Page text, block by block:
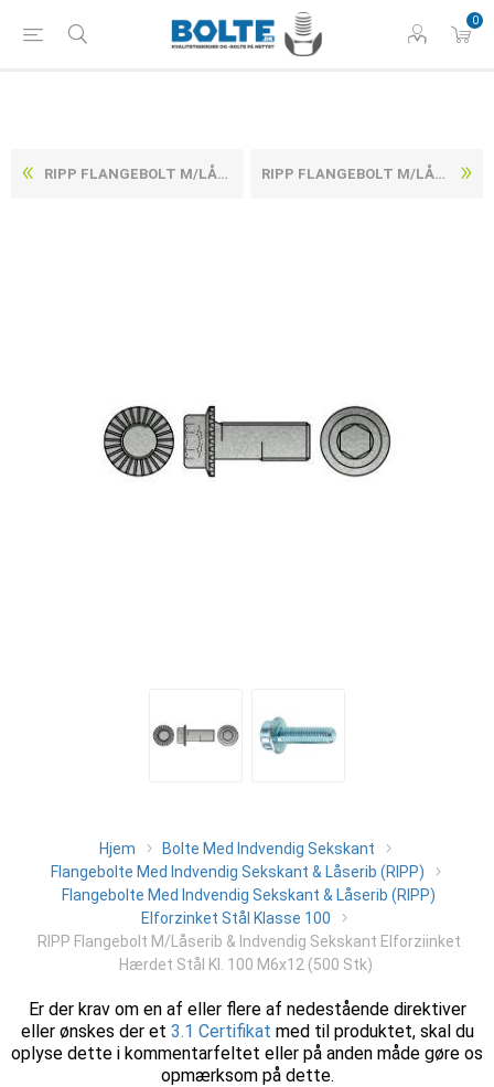
0
RIPP FLANGEBOLT M/LÅSERIB & INDVENDIG SEKSKANT ELFORZIINKET HÆRDET STÅL KL. 100 M6X10 (500 STK) RIPP FLANGEBOLT M/LÅSERIB & INDVENDIG SEKSKANT ELFORZIINKET HÆRDET STÅL KL. 100 M6X16 (500 STK)
Hjem
Bolte Med Indvendig Sekskant
Flangebolte Med Indvendig Sekskant & Låserib (RIPP)
Flangebolte Med Indvendig Sekskant & Låserib (RIPP)
Elforzinket Stål Klasse 100
RIPP Flangebolt M/Låserib & Indvendig Sekskant Elforziinket
Hærdet Stål Kl. 100 M6x12 (500 Stk)
Er der krav om en af eller flere af nedestående direktiver
eller ønskes der et 3.1 Certifikat med til produktet, skal du
oplyse dette i kommentarfeltet eller på anden måde gøre os
opmærksom på dette.